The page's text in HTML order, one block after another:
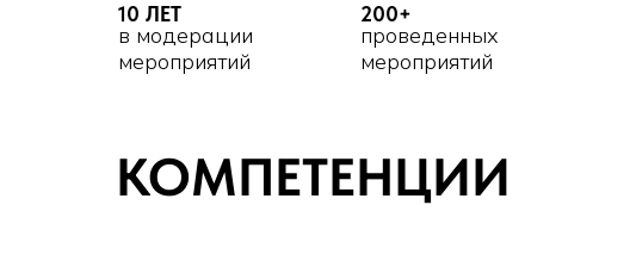
10 ЛЕТ 200+
в модерации
мероприятий
проведенных
мероприятий
КОМПЕТЕНЦИИ